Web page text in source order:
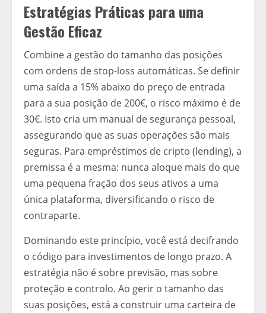
Estratégias Práticas para uma
Gestão Eficaz
Combine a gestão do tamanho das posições
com ordens de stop-loss automáticas. Se definir
uma saída a 15% abaixo do preço de entrada
para a sua posição de 200€, o risco máximo é de
30€. Isto cria um manual de segurança pessoal,
assegurando que as suas operações são mais
seguras. Para empréstimos de cripto (lending), a
premissa é a mesma: nunca aloque mais do que
uma pequena fração dos seus ativos a uma
única plataforma, diversificando o risco de
contraparte.
Dominando este princípio, você está decifrando
o código para investimentos de longo prazo. A
estratégia não é sobre previsão, mas sobre
proteção e controlo. Ao gerir o tamanho das
suas posições, está a construir uma carteira de